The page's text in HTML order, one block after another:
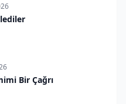
Bir Çağrı